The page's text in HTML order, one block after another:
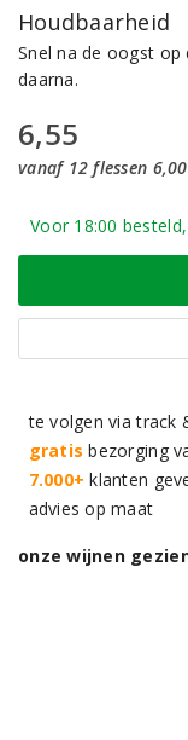
Houdbaarheid
Snel na de oogst
daarna.
6,55
vanaf 12 flessen
Voor 18:00
te volgen via track
gratis bezorging
7.000+ klanten
advies op maat
onze wijnen